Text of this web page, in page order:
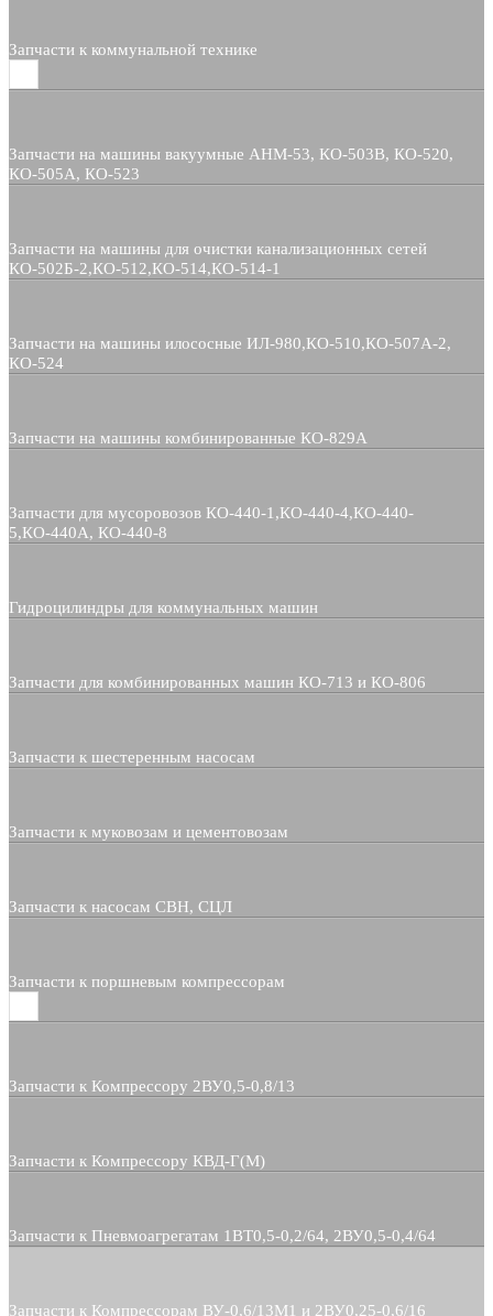
Запчасти к коммунальной технике
Запчасти на машины вакуумные АНМ-53, КО-503В, КО-520,
КО-505А, КО-523
Запчасти на машины для очистки канализационных сетей
КО-502Б-2,КО-512,КО-514,КО-514-1
Запчасти на машины илососные ИЛ-980,КО-510,КО-507А-2,
КО-524
Запчасти на машины комбинированные КО-829А
Запчасти для мусоровозов КО-440-1,КО-440-4,КО-440-
5,КО-440А, КО-440-8
Гидроцилиндры для коммунальных машин
Запчасти для комбинированных машин КО-713 и КО-806
Запчасти к шестеренным насосам
Запчасти к муковозам и цементовозам
Запчасти к насосам СВН, СЦЛ
Запчасти к поршневым компрессорам
Запчасти к Компрессору 2ВУ0,5-0,8/13
Запчасти к Компрессору КВД-Г(М)
Запчасти к Пневмоагрегатам 1ВТ0,5-0,2/64, 2ВУ0,5-0,4/64
Запчасти к Компрессорам ВУ-0,6/13М1 и 2ВУ0,25-0,6/16